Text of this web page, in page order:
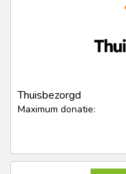
Thuisbezorgd
Maximum donatie: